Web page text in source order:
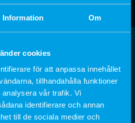
Information Om
cookies
för att anpassa innehållet
tillhandahålla funktioner
vår trafik. Vi
identifierare och annan
till de sociala medier och
med stark